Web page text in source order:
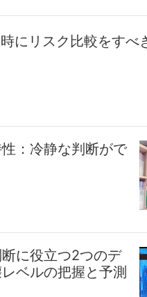
にリスク比較をすべ
：冷静な判断がで
に役立つ2つのデ
ベルの把握と予測